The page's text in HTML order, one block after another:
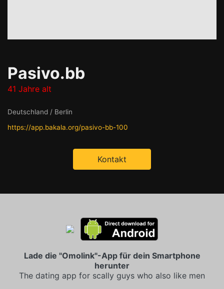
Pasivo.bb
41 Jahre alt
Deutschland / Berlin
https://app.bakala.org/pasivo-bb-100
Kontakt
Lade die "Omolink"-App für dein Smartphone
herunter
The dating app for scally guys who also like men